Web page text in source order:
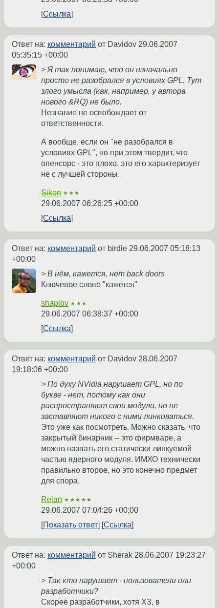
Ссылка
Ответ на: комментарий от Davidov 29.06.2007
05:35:15 +00:00
> Я так понимаю, что он изначально
просто не разобрался в условиях GPL. Тут
злого умысла (как, например, у автора
нового &RQ) не было.
Незнание не освобождает от
ответственности.
А вообще, если он "не разобрался в
условиях GPL", но при этом твердит, что
опенсорс - это плохо, это его характеризует
не с лучшей стороны.
Sikon ★★★
29.06.2007 06:26:25 +00:00
Ссылка
Ответ на: комментарий от birdie 29.06.2007 05:18:13
+00:00
> В нём, кажется, нет back doors
Ключевое слово "кажется"
shaplov ★★★
29.06.2007 06:38:37 +00:00
Ссылка
Ответ на: комментарий от Davidov 28.06.2007
19:18:06 +00:00
> По духу NVidia нарушает GPL, но по
букве - нет, потому как они
распространяют свои модули, но не
заставляют никого с ними линковаться.
Это уже как посмотреть. Можно сказать, что
закрытый бинарник -- это фирмваре, а
можно назвать его статически линкуемой
частью ядерного модуля. ИМХО технически
правильно второе, но это конечно предмет
для спора.
Relan ★★★★★
29.06.2007 07:04:26 +00:00
Показать ответ
Ссылка
Ответ на: комментарий от Sherak 28.06.2007 19:23:27
+00:00
> Так кто нарушает - пользователи или
разработчики?
Скорее разработчики, хотя ХЗ, в